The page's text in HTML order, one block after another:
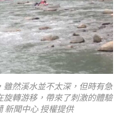
然溪水並不太深，但時有急
轉游移，帶來了刺激的體驗
新聞中心 授權提供